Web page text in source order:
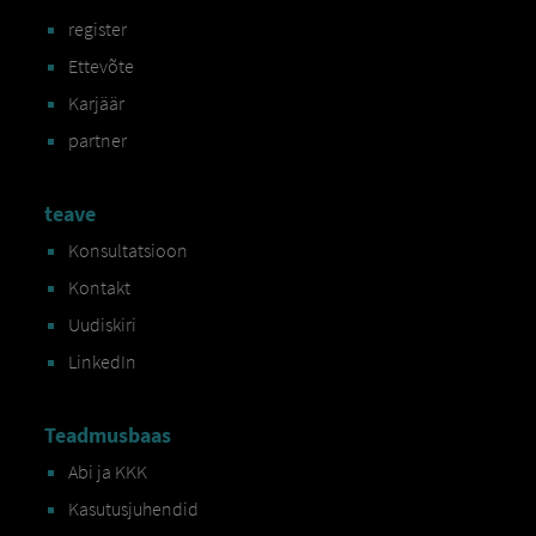
register
Ettevõte
Karjäär
partner
teave
Konsultatsioon
Kontakt
Uudiskiri
LinkedIn
Teadmusbaas
Abi ja KKK
Kasutusjuhendid